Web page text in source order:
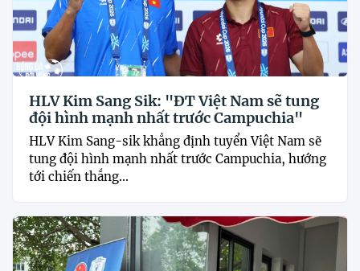
HLV Kim Sang Sik: "ĐT Việt Nam sẽ tung
đội hình mạnh nhất trước Campuchia"
HLV Kim Sang-sik khẳng định tuyển Việt Nam sẽ
tung đội hình mạnh nhất trước Campuchia, hướng
tới chiến thắng...